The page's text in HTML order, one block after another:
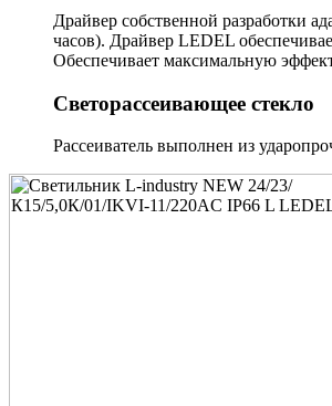
Драйвер собственной разработки
часов). Драйвер LEDEL
Обеспечивает максимальную
Светорассеивающее стекло
Рассеиватель выполнен из